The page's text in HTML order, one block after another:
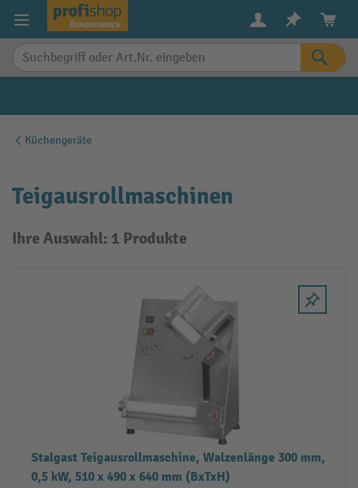
springen
Küchengeräte
Teigausrollmaschinen
Ihre Auswahl: 1 Produkte
Stalgast Teigausrollmaschine, Walzenlänge 300 mm,
0,5 kW, 510 x 490 x 640 mm (BxTxH)